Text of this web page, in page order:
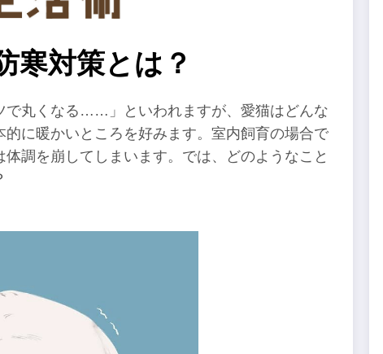
寒対策とは？
で丸くなる……」といわれますが、愛猫はどんな
に暖かいところを好みます。室内飼育の場合で
調を崩してしまいます。では、どのようなこと